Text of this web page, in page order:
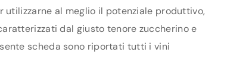
al meglio il potenziale produttivo,
dal giusto tenore zuccherino e
scheda sono riportati tutti i vini